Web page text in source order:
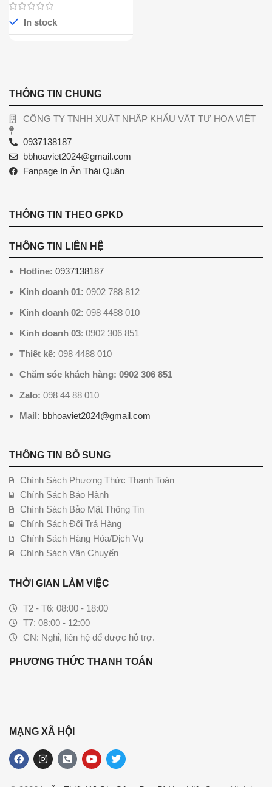
In stock
THÔNG TIN CHUNG
CÔNG TY TNHH XUẤT NHẬP KHẨU VẬT TƯ HOA VIỆT
0937138187
bbhoaviet2024@gmail.com
Fanpage In Ấn Thái Quân
THÔNG TIN THEO GPKD
THÔNG TIN LIÊN HỆ
Hotline: 0937138187
Kinh doanh 01: 0902 788 812
Kinh doanh 02: 098 4488 010
Kinh doanh 03: 0902 306 851
Thiết kế: 098 4488 010
Chăm sóc khách hàng: 0902 306 851
Zalo: 098 44 88 010
Mail: bbhoaviet2024@gmail.com
THÔNG TIN BỔ SUNG
Chính Sách Phương Thức Thanh Toán
Chính Sách Bảo Hành
Chính Sách Bảo Mật Thông Tin
Chính Sách Đổi Trả Hàng
Chính Sách Hàng Hóa/Dịch Vụ
Chính Sách Vận Chuyển
THỜI GIAN LÀM VIỆC
T2 - T6: 08:00 - 18:00
T7: 08:00 - 12:00
CN: Nghỉ, liên hệ để được hỗ trợ.
PHƯƠNG THỨC THANH TOÁN
MẠNG XÃ HỘI